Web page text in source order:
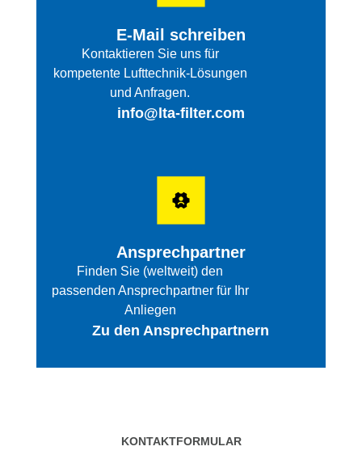
E-Mail schreiben
Kontaktieren Sie uns für
kompetente Lufttechnik-Lösungen
und Anfragen.
info@lta-filter.com
Ansprechpartner
Finden Sie (weltweit) den
passenden Ansprechpartner für Ihr
Anliegen
Zu den Ansprechpartnern
KONTAKTFORMULAR